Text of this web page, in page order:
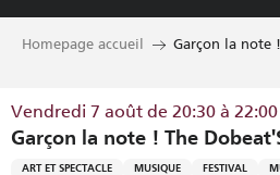
Aller
Homepage accueil Garçon la note
Vendredi 7 août de 20:30 à 22:00
Garçon la note ! The
ART ET SPECTACLE MUSIQUE FESTIVAL